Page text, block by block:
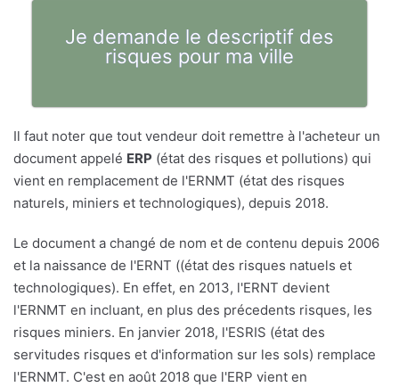
Je demande le descriptif des
risques pour ma ville
Il faut noter que tout vendeur doit remettre à l'acheteur un
document appelé ERP (état des risques et pollutions) qui
vient en remplacement de l'ERNMT (état des risques
naturels, miniers et technologiques), depuis 2018.
Le document a changé de nom et de contenu depuis 2006
et la naissance de l'ERNT ((état des risques natuels et
technologiques). En effet, en 2013, l'ERNT devient
l'ERNMT en incluant, en plus des précedents risques, les
risques miniers. En janvier 2018, l'ESRIS (état des
servitudes risques et d'information sur les sols) remplace
l'ERNMT. C'est en août 2018 que l'ERP vient en